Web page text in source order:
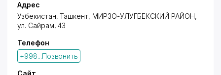
Адрес
Узбекистан, Ташкент, МИРЗО-УЛУГБЕКСКИЙ РАЙОН,
ул. Сайрам, 43
Телефон
+998...Позвонить
Сайт